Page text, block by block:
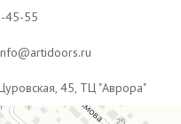
45-55
45, ТЦ "Аврора"